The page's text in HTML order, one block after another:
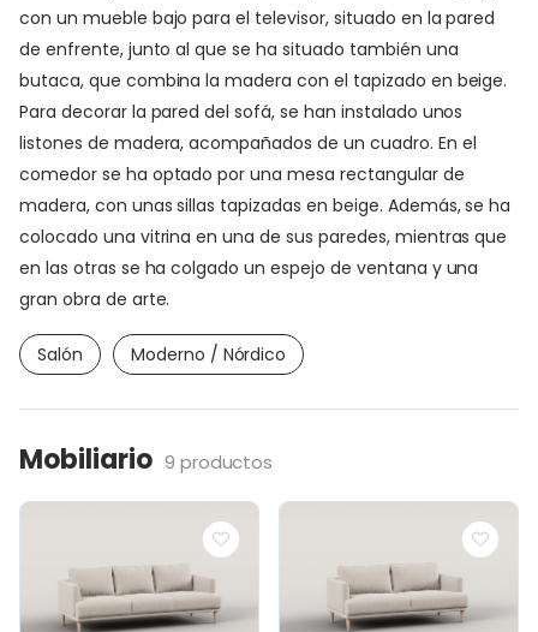
con un mueble bajo para el televisor, situado en la pared
de enfrente, junto al que se ha situado también una
butaca, que combina la madera con el tapizado en beige.
Para decorar la pared del sofá, se han instalado unos
listones de madera, acompañados de un cuadro. En el
comedor se ha optado por una mesa rectangular de
madera, con unas sillas tapizadas en beige. Además, se ha
colocado una vitrina en una de sus paredes, mientras que
en las otras se ha colgado un espejo de ventana y una
gran obra de arte.
Salón Moderno / Nórdico
Mobiliario 9 productos